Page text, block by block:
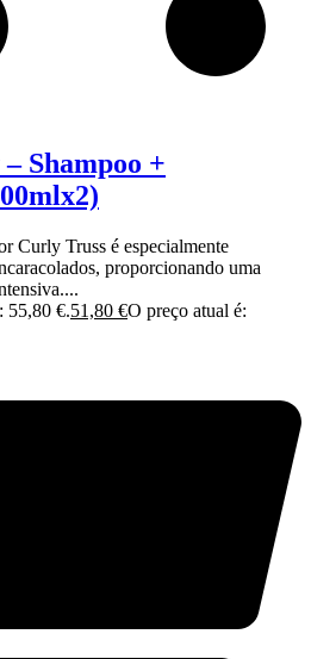
Shampoo +
Curly Truss é especialmente
proporcionando uma
55,80 €.51,80 €O preço atual é: